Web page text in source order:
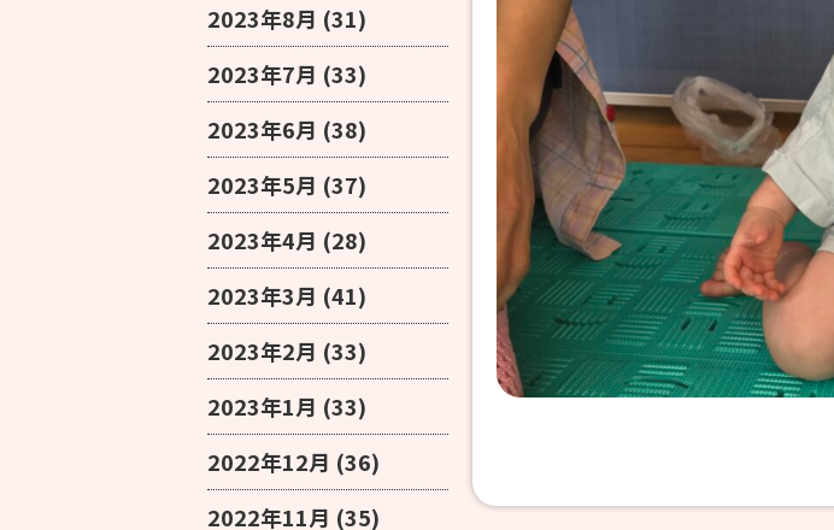
2023年8月 (31)
2023年7月 (33)
2023年6月 (38)
2023年5月 (37)
2023年4月 (28)
2023年3月 (41)
2023年2月 (33)
2023年1月 (33)
2022年12月 (36)
2022年11月 (35)